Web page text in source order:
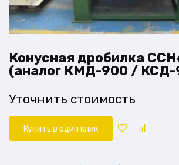
Конусная дробилка
(аналог КМД-900 / КСД-
Уточнить стоимость
Купить в один клик